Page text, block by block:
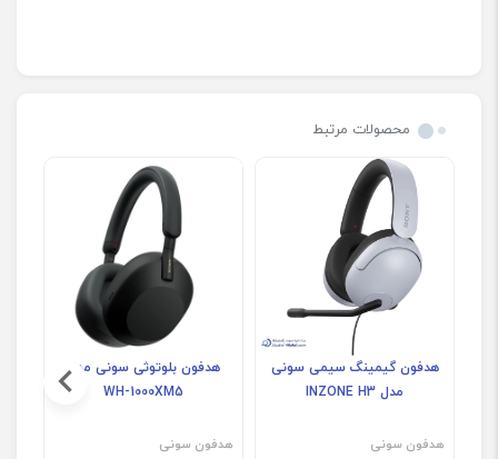
محصولات مرتبط
هدفون گیمینگ سیمی سونی
مدل INZONE H3
هدفون سونی
هدفون بلوتوثی سونی مدل
WH-1000XM5
هدفون سونی